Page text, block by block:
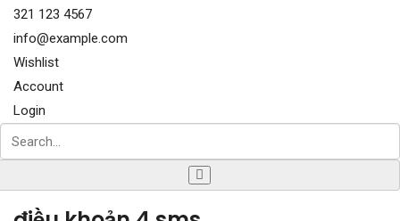
321 123 4567
info@example.com
Wishlist
Account
Login